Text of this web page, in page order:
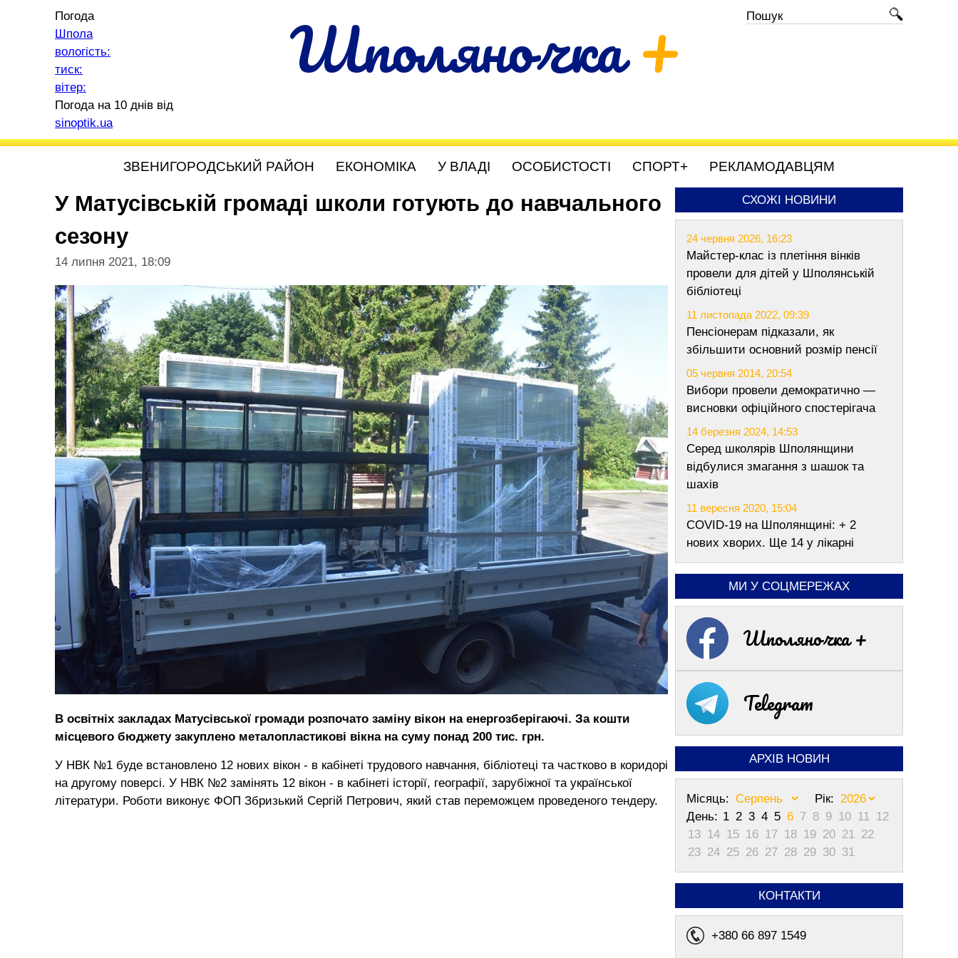
Шполяночка+
Погода
Шпола
вологість:
тиск:
вітер:
Погода на 10 днів від
sinoptik.ua
ЗВЕНИГОРОДСЬКИЙ РАЙОН ЕКОНОМІКА У ВЛАДІ ОСОБИСТОСТІ СПОРТ+ РЕКЛАМОДАВЦЯМ
У Матусівській громаді школи готують до навчального
сезону
14 липня 2021, 18:09
В освітніх закладах Матусівської громади розпочато заміну вікон на енергозберігаючі. За кошти
місцевого бюджету закуплено металопластикові вікна на суму понад 200 тис. грн.
У НВК №1 буде встановлено 12 нових вікон - в кабінеті трудового навчання, бібліотеці та частково в коридорі
на другому поверсі. У НВК №2 замінять 12 вікон - в кабінеті історії, географії, зарубіжної та української
літератури. Роботи виконує ФОП Збризький Сергій Петрович, який став переможцем проведеного тендеру.
СХОЖІ НОВИНИ
24 червня 2026, 16:23
Майстер-клас із плетіння вінків
провели для дітей у Шполянській
бібліотеці
11 листопада 2022, 09:39
Пенсіонерам підказали, як
збільшити основний розмір пенсії
05 червня 2014, 20:54
Вибори провели демократично —
висновки офіційного спостерігача
14 березня 2024, 14:53
Серед школярів Шполянщини
відбулися змагання з шашок та
шахів
11 вересня 2020, 15:04
COVID-19 на Шполянщині: + 2
нових хворих. Ще 14 у лікарні
МИ У СОЦМЕРЕЖАХ
Шполяночка +
Telegram
АРХІВ НОВИН
Місяць:
Рік:
День: 1 2 3 4 5 6 7 8 9 10 11 12
13 14 15 16 17 18 19 20 21 22
23 24 25 26 27 28 29 30 31
КОНТАКТИ
+380 66 897 1549